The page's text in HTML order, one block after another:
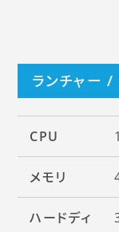
ランチャー
CPU
メモリ
ハードディ